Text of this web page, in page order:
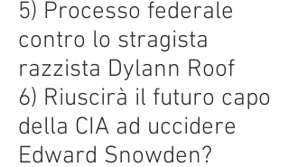
5) Processo federale
contro lo stragista
razzista Dylann Roof
6) Riuscirà il futuro capo
della CIA ad uccidere
Edward Snowden?